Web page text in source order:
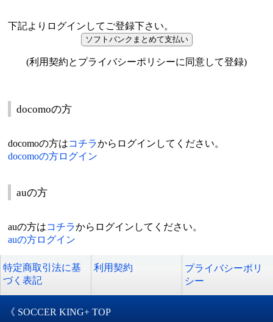
下記よりログインしてご登録下さい。
(利用契約とプライバシーポリシーに同意して登録)
docomoの方
docomoの方はコチラからログインしてください。
docomoの方ログイン
auの方
auの方はコチラからログインしてください。
auの方ログイン
特定商取引法に基
づく表記
利用契約
プライバシーポリ
シー
《 SOCCER KING+ TOP